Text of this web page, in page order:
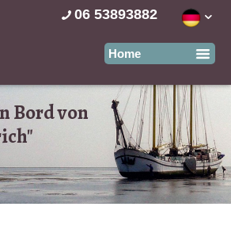
06 53893882
Bord von